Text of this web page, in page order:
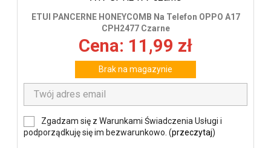
ETUI PANCERNE HONEYCOMB Na Telefon OPPO A17
CPH2477 Czarne
Cena: 11,99 zł
Brak na magazynie
Zgadzam się z Warunkami Świadczenia Usługi i
podporządkuję się im bezwarunkowo. (przeczytaj)